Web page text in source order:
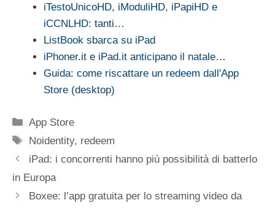
iTestoUnicoHD, iModuliHD, iPapiHD e
iCCNLHD: tanti…
ListBook sbarca su iPad
iPhoner.it e iPad.it anticipano il natale…
Guida: come riscattare un redeem dall'App
Store (desktop)
Categorie
App Store
Tag
Noidentity, redeem
iPad: i concorrenti hanno più possibilità di batterlo
in Europa
Boxee: l’app gratuita per lo streaming video da